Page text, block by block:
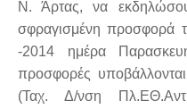
Ν. Άρτας, να
σφραγισμένη προσφορά
-2014 ημέρα
προσφορές
(Ταχ. Δ/νση